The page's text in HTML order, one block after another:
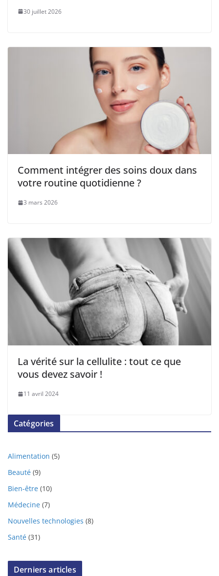
30 juillet 2026
Comment intégrer des soins doux dans
votre routine quotidienne ?
3 mars 2026
La vérité sur la cellulite : tout ce que
vous devez savoir !
11 avril 2024
Catégories
Alimentation (5)
Beauté (9)
Bien-être (10)
Médecine (7)
Nouvelles technologies (8)
Santé (31)
Derniers articles